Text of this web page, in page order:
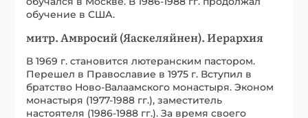
обучение в США.
митр. Амвросий (Яаскеляйнен). Иерархия
В 1969 г. становится лютеранским пастором.
Перешел в Православие в 1975 г. Вступил в
братство Ново-Валаамского монастыря. Эконом
монастыря (1977-1988 гг.), заместитель
настоятеля (1986-1988 гг.). За время своего